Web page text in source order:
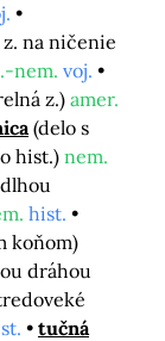
na ničenie
nem. voj.
z.) amer.
(delo s
hist.) nem.
hist.
koňom)
dráhou
tučná